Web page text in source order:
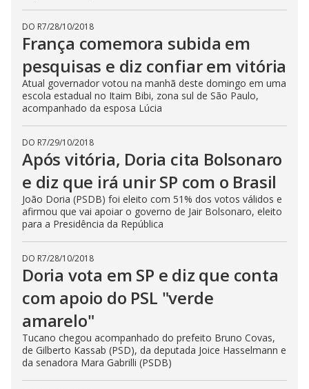
DO R7/28/10/2018
França comemora subida em
pesquisas e diz confiar em vitória
Atual governador votou na manhã deste domingo em uma
escola estadual no Itaim Bibi, zona sul de São Paulo,
acompanhado da esposa Lúcia
DO R7/29/10/2018
Após vitória, Doria cita Bolsonaro
e diz que irá unir SP com o Brasil
João Doria (PSDB) foi eleito com 51% dos votos válidos e
afirmou que vai apoiar o governo de Jair Bolsonaro, eleito
para a Presidência da República
DO R7/28/10/2018
Doria vota em SP e diz que conta
com apoio do PSL "verde
amarelo"
Tucano chegou acompanhado do prefeito Bruno Covas,
de Gilberto Kassab (PSD), da deputada Joice Hasselmann e
da senadora Mara Gabrilli (PSDB)